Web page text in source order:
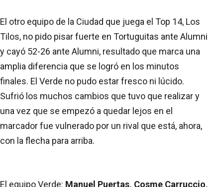
El otro equipo de la Ciudad que juega el Top 14, Los
Tilos, no pido pisar fuerte en Tortuguitas ante Alumni
y cayó 52-26 ante Alumni, resultado que marca una
amplia diferencia que se logró en los minutos
finales. El Verde no pudo estar fresco ni lúcido.
Sufrió los muchos cambios que tuvo que realizar y
una vez que se empezó a quedar lejos en el
marcador fue vulnerado por un rival que está, ahora,
con la flecha para arriba.
El equipo Verde: Manuel Puertas, Cosme Carruccio,